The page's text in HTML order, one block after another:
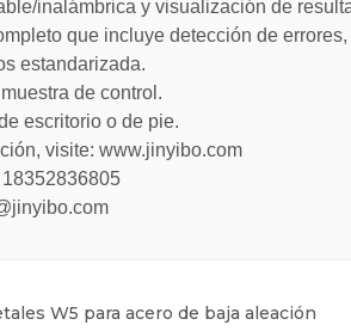
inalámbrica y visualización de
que incluye detección de
estandarizada.
de control.
escritorio o de pie.
visite: www.jinyibo.com
W5 para acero de baja aleación